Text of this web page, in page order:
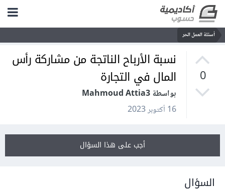
أسئلة العمل الحر
0
نسبة الأرباح الناتجة من مشاركة رأس
المال في التجارة
بواسطة Mahmoud Attia3
16 أكتوبر 2023
أجب على هذا السؤال
السؤال